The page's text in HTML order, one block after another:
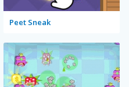
Peet Sneak